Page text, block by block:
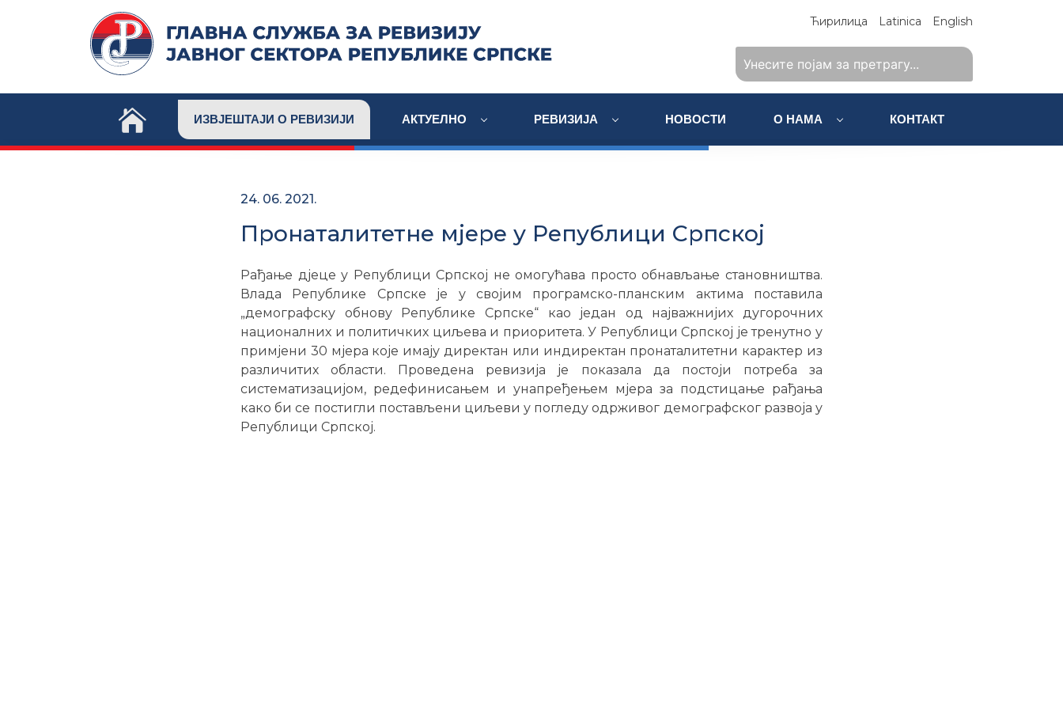
Ћирилица Latinica English
ИЗВЈЕШТАЈИ О РЕВИЗИЈИ АКТУЕЛНО РЕВИЗИЈА НОВОСТИ О НАМА КОНТАКТ
24. 06. 2021.
Пронаталитетне мјере у Републици Српској
Рађање дјеце у Републици Српској не омогућава просто обнављање становништва.
Влада Републике Српске je у својим програмско-планским актима поставила
„демографску обнову Републике Српске“ као један од најважнијих дугорочних
националних и политичких циљева и приоритета. У Републици Српској је тренутно у
примјени 30 мјера које имају директан или индиректан пронаталитетни карактер из
различитих области. Проведена ревизија је показала да постоји потреба за
систематизацијом, редефинисањем и унапређењем мјера за подстицање рађања
како би се постигли постављени циљеви у погледу одрживог демографског развоја у
Републици Српској.